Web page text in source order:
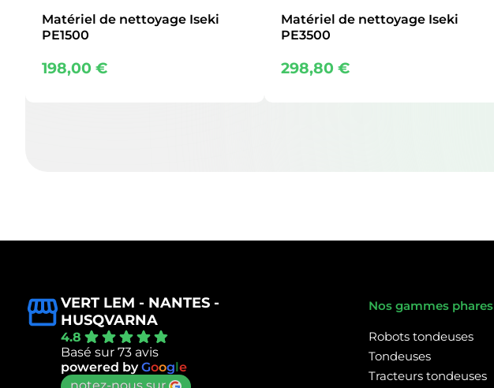
Matériel de nettoyage Iseki
PE1500
198,00€
Matériel de nettoyage Iseki
PE3500
298,80€
VERT LEM - NANTES -
HUSQVARNA
4.8
Basé sur 73 avis
powered byGoogle
Nos gammes phares
Robots tondeuses
Tondeuses
Tracteurs tondeuses